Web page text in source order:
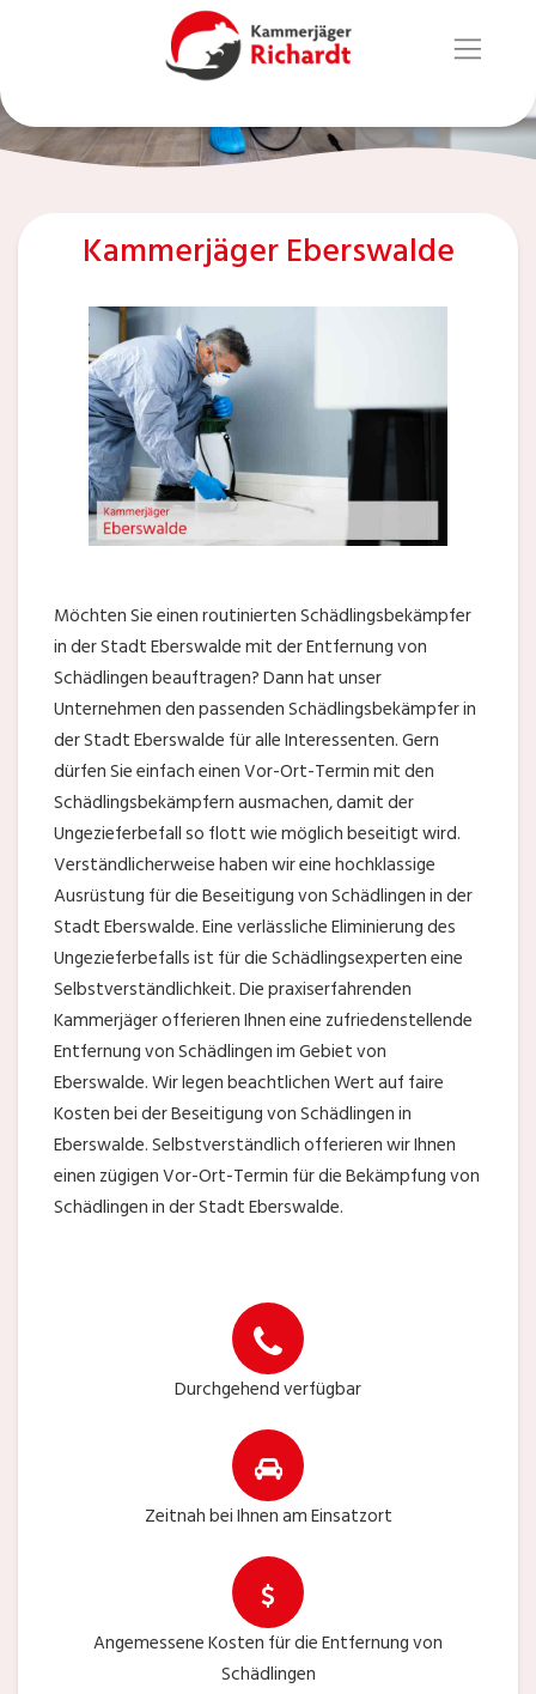
Kammerjäger Eberswalde
Möchten Sie einen routinierten Schädlingsbekämpfer
in der Stadt Eberswalde mit der Entfernung von
Schädlingen beauftragen? Dann hat unser
Unternehmen den passenden Schädlingsbekämpfer in
der Stadt Eberswalde für alle Interessenten. Gern
dürfen Sie einfach einen Vor-Ort-Termin mit den
Schädlingsbekämpfern ausmachen, damit der
Ungezieferbefall so flott wie möglich beseitigt wird.
Verständlicherweise haben wir eine hochklassige
Ausrüstung für die Beseitigung von Schädlingen in der
Stadt Eberswalde. Eine verlässliche Eliminierung des
Ungezieferbefalls ist für die Schädlingsexperten eine
Selbstverständlichkeit. Die praxiserfahrenden
Kammerjäger offerieren Ihnen eine zufriedenstellende
Entfernung von Schädlingen im Gebiet von
Eberswalde. Wir legen beachtlichen Wert auf faire
Kosten bei der Beseitigung von Schädlingen in
Eberswalde. Selbstverständlich offerieren wir Ihnen
einen zügigen Vor-Ort-Termin für die Bekämpfung von
Schädlingen in der Stadt Eberswalde.
Durchgehend verfügbar
Zeitnah bei Ihnen am Einsatzort
Angemessene Kosten für die Entfernung von
Schädlingen